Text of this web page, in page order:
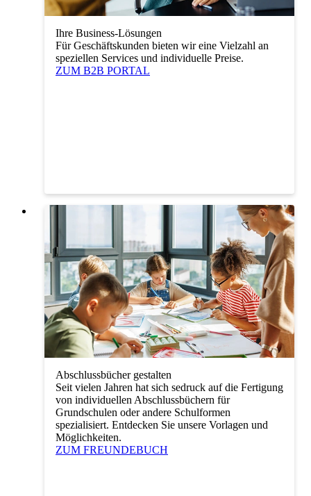
Ihre Business-Lösungen
Für Geschäftskunden bieten wir eine Vielzahl an
speziellen Services und individuelle Preise.
ZUM B2B PORTAL
Abschlussbücher gestalten
Seit vielen Jahren hat sich sedruck auf die Fertigung
von individuellen Abschlussbüchern für
Grundschulen oder andere Schulformen
spezialisiert. Entdecken Sie unsere Vorlagen und
Möglichkeiten.
ZUM FREUNDEBUCH